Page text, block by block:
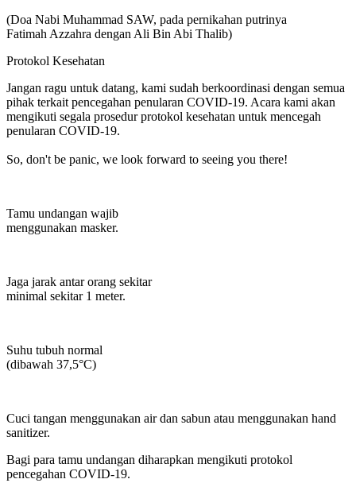
(Doa Nabi Muhammad SAW, pada pernikahan putrinya
Fatimah Azzahra dengan Ali Bin Abi Thalib)
Protokol Kesehatan
Jangan ragu untuk datang, kami sudah berkoordinasi dengan semua
pihak terkait pencegahan penularan COVID-19. Acara kami akan
mengikuti segala prosedur protokol kesehatan untuk mencegah
penularan COVID-19.
So, don't be panic, we look forward to seeing you there!
Tamu undangan wajib
menggunakan masker.
Jaga jarak antar orang sekitar
minimal sekitar 1 meter.
Suhu tubuh normal
(dibawah 37,5°C)
Cuci tangan menggunakan air dan sabun atau menggunakan hand
sanitizer.
Bagi para tamu undangan diharapkan mengikuti protokol
pencegahan COVID-19.